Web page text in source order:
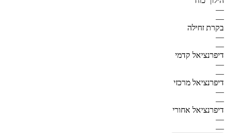
—
—
בקרת זחילה
—
—
דיפרנציאל קדמי
—
—
דיפרנציאל מרכזי
—
—
דיפרנציאל אחורי
—
—